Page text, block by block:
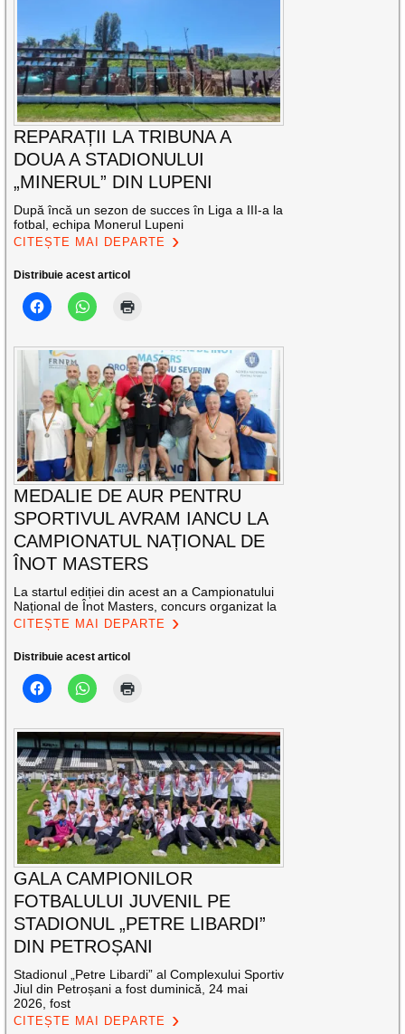
REPARAȚII LA TRIBUNA A
DOUA A STADIONULUI
„MINERUL” DIN LUPENI
După încă un sezon de succes în Liga a III-a la
fotbal, echipa Monerul Lupeni
CITEȘTE MAI DEPARTE
Distribuie acest articol
MEDALIE DE AUR PENTRU
SPORTIVUL AVRAM IANCU LA
CAMPIONATUL NAȚIONAL DE
ÎNOT MASTERS
La startul ediției din acest an a Campionatului
Național de Înot Masters, concurs organizat la
CITEȘTE MAI DEPARTE
Distribuie acest articol
GALA CAMPIONILOR
FOTBALULUI JUVENIL PE
STADIONUL „PETRE LIBARDI”
DIN PETROȘANI
Stadionul „Petre Libardi” al Complexului Sportiv
Jiul din Petroșani a fost duminică, 24 mai
2026, fost
CITEȘTE MAI DEPARTE